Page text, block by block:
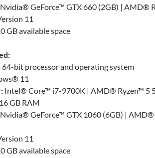
Nvidia® GeForce™ GTX 660 (2GB) | AMD®
11
GB available space
64-bit processor and operating system
11
Intel® Core™ i7-9700K | AMD® Ryzen™ 5
16 GB RAM
Nvidia® GeForce™ GTX 1060 (6GB) | AMD®
11
GB available space